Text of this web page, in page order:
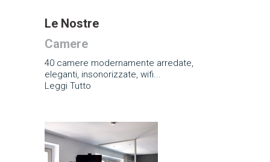
Le Nostre
Camere
40 camere modernamente arredate,
eleganti, insonorizzate, wifi...
Leggi Tutto